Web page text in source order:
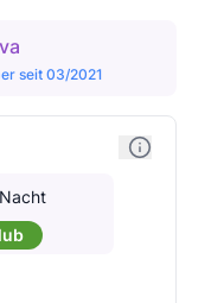
seit 03/2021